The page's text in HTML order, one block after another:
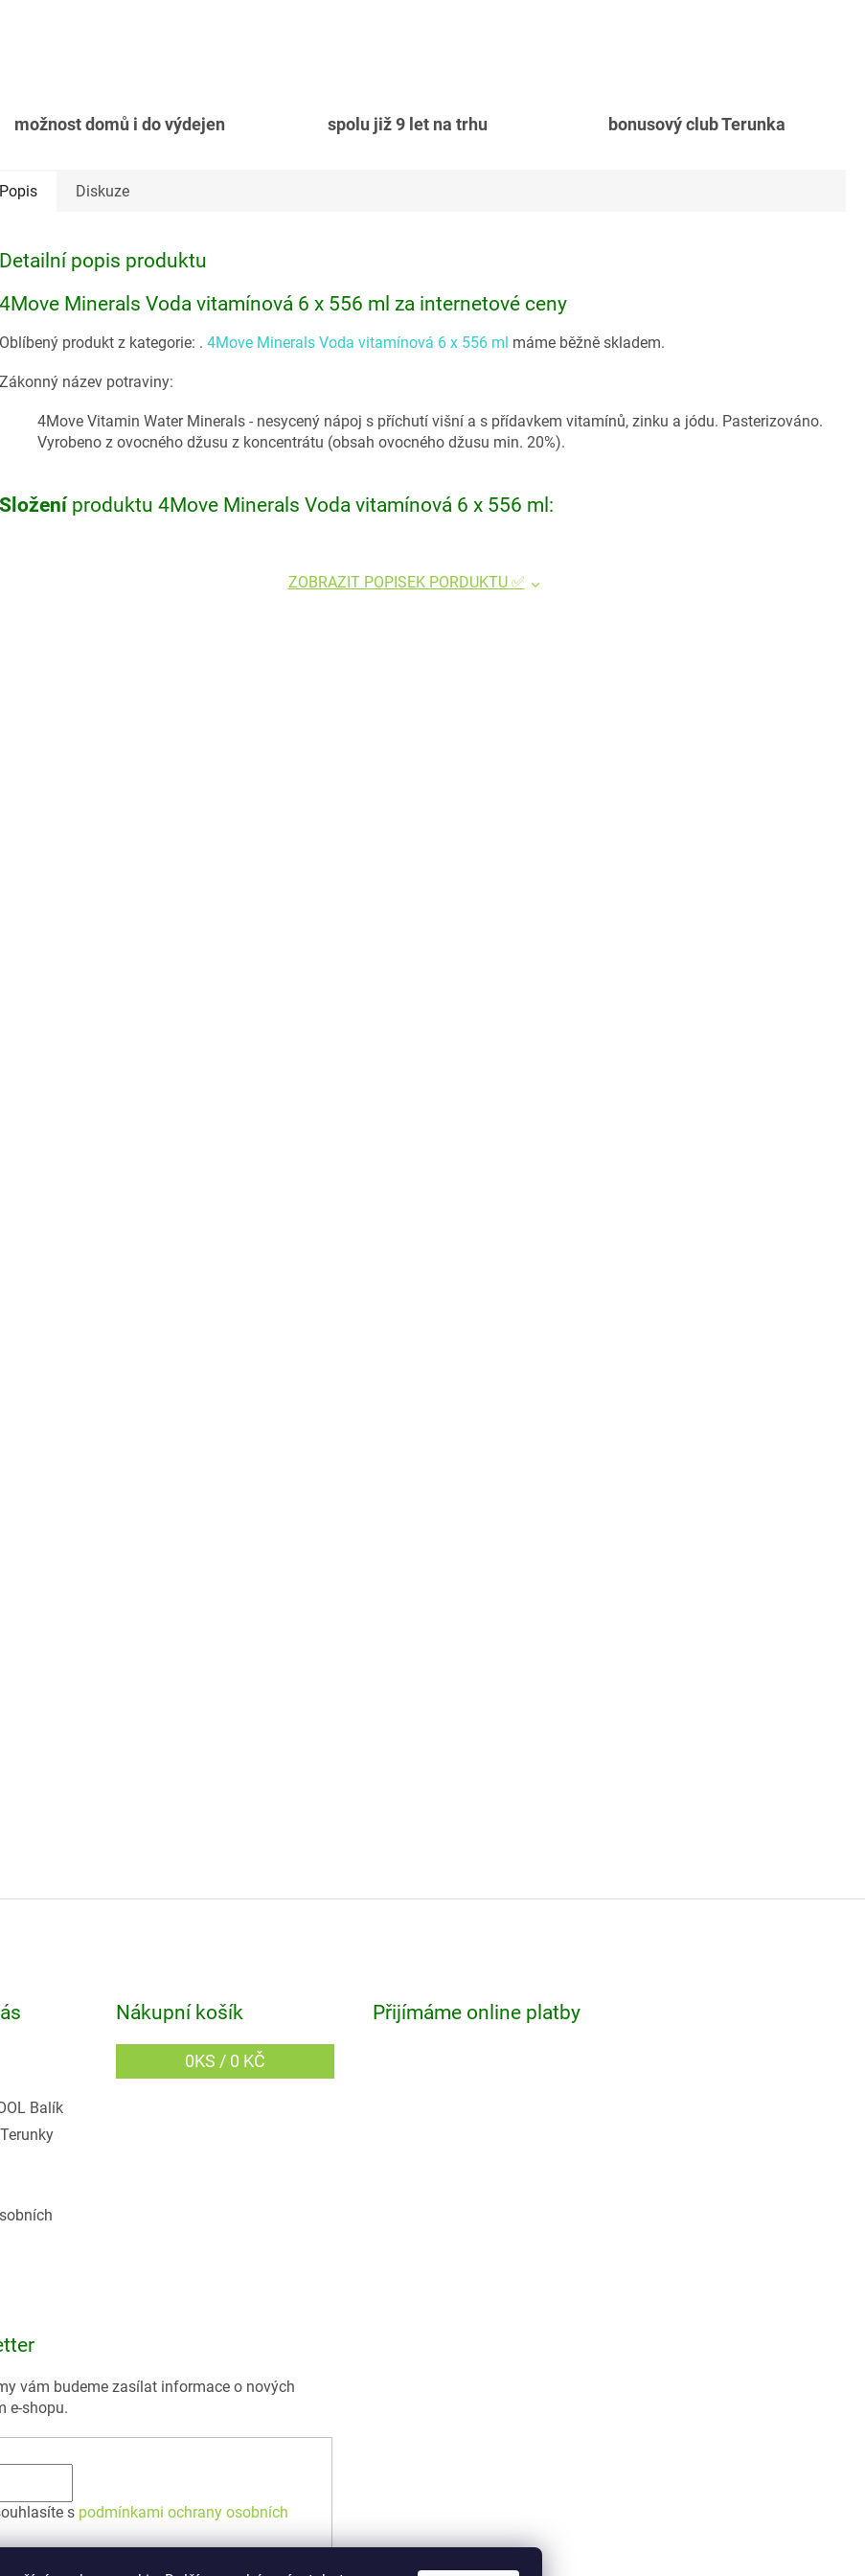
možnost domů i do výdejen spolu již 9 let na trhu bonusový club Terunka
Popis Diskuze
Detailní popis produktu
4Move Minerals Voda vitamínová 6 x 556 ml za internetové ceny
Oblíbený produkt z kategorie: . 4Move Minerals Voda vitamínová 6 x 556 ml máme běžně skladem.
Zákonný název potraviny:
4Move Vitamin Water Minerals - nesycený nápoj s příchutí višní a s přídavkem vitamínů, zinku a jódu. Pasterizováno.
Vyrobeno z ovocného džusu z koncentrátu (obsah ovocného džusu min. 20%).
Složeníproduktu 4Move Minerals Voda vitamínová 6 x 556 ml:
ZOBRAZIT POPISEK PORDUKTU ✅
Balík
Nákupní košík
0KS / 0 KČ
Přijímáme online platby
vám budeme zasílat informace o nových
e-shopu.
s podmínkami ochrany osobních